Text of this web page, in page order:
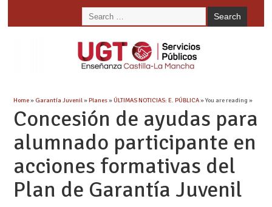
Home» Garantía Juvenil»Planes»ÚLTIMAS NOTICIAS: E. PÚBLICA» You are reading »
Concesión de ayudas para
alumnado participante en
acciones formativas del
Plan de Garantía Juvenil